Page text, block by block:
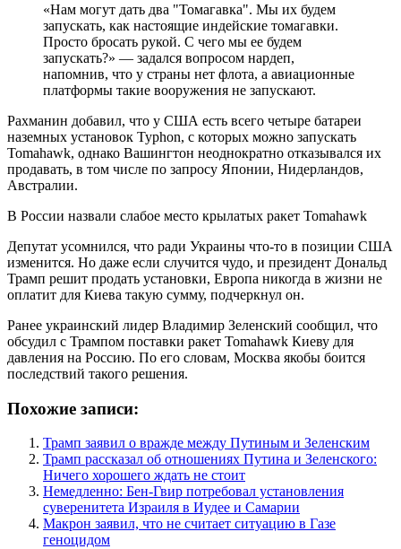
«Нам могут дать два "Томагавка". Мы их будем
запускать, как настоящие индейские томагавки.
Просто бросать рукой. С чего мы ее будем
запускать?» — задался вопросом нардеп,
напомнив, что у страны нет флота, а авиационные
платформы такие вооружения не запускают.
Рахманин добавил, что у США есть всего четыре батареи
наземных установок Typhon, с которых можно запускать
Tomahawk, однако Вашингтон неоднократно отказывался их
продавать, в том числе по запросу Японии, Нидерландов,
Австралии.
В России назвали слабое место крылатых ракет Tomahawk
Депутат усомнился, что ради Украины что-то в позиции США
изменится. Но даже если случится чудо, и президент Дональд
Трамп решит продать установки, Европа никогда в жизни не
оплатит для Киева такую сумму, подчеркнул он.
Ранее украинский лидер Владимир Зеленский сообщил, что
обсудил с Трампом поставки ракет Tomahawk Киеву для
давления на Россию. По его словам, Москва якобы боится
последствий такого решения.
Похожие записи:
Трамп заявил о вражде между Путиным и Зеленским
Трамп рассказал об отношениях Путина и Зеленского:
Ничего хорошего ждать не стоит
Немедленно: Бен-Гвир потребовал установления
суверенитета Израиля в Иудее и Самарии
Макрон заявил, что не считает ситуацию в Газе
геноцидом